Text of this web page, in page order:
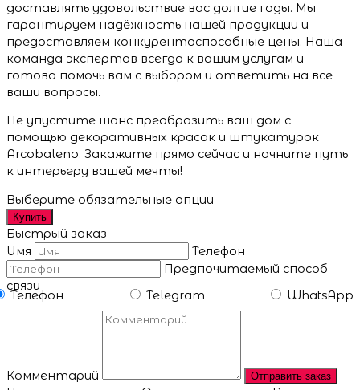
доставлять удовольствие вас долгие годы. Мы
гарантируем надёжность нашей продукции и
предоставляем конкурентоспособные цены. Наша
команда экспертов всегда к вашим услугам и
готова помочь вам с выбором и ответить на все
ваши вопросы.
Не упустите шанс преобразить ваш дом с
помощью декоративных красок и штукатурок
Arcobaleno. Закажите прямо сейчас и начните путь
к интерьеру вашей мечты!
Выберите обязательные опции
Купить
Быстрый заказ
Имя
Телефон
Предпочитаемый способ
связи
Телефон Telegram WhatsApp
Комментарий Отправить заказ